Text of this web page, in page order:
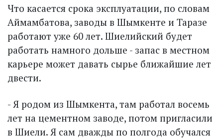
Что касается срока эксплуатации, по словам
Аймамбатова, заводы в Шымкенте и Таразе
работают уже 60 лет. Шиелийский будет
работать намного дольше - запас в местном
карьере может давать сырье ближайшие лет
двести.
- Я родом из Шымкента, там работал восемь
лет на цементном заводе, потом пригласили
в Шиели. Я сам дважды по полгода обучался